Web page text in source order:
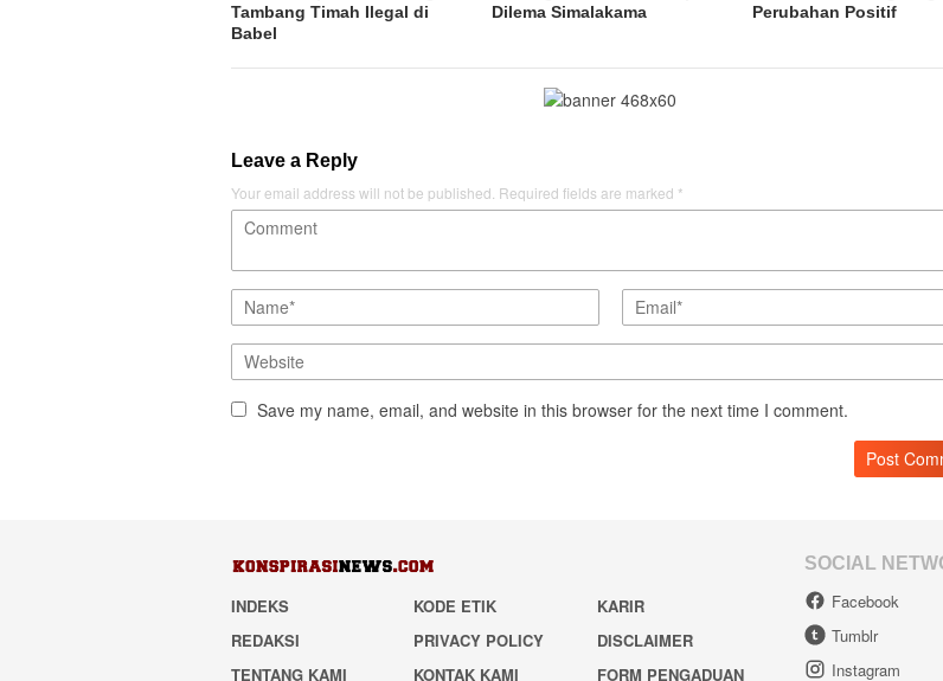
Tambang Timah Ilegal di
Babel
Dilema Simalakama
Perubahan Positif
Leave a Reply
Your email address will not be published. Required fields are marked *
Save my name, email, and website in this browser for the next time I comment.
INDEKS KODE ETIK
KARIR
REDAKSI
PRIVACY POLICY
DISCLAIMER
TENTANG KAMI
KONTAK KAMI FORM PENGADUAN
SOCIAL
Facebook
Tumblr
Instagram